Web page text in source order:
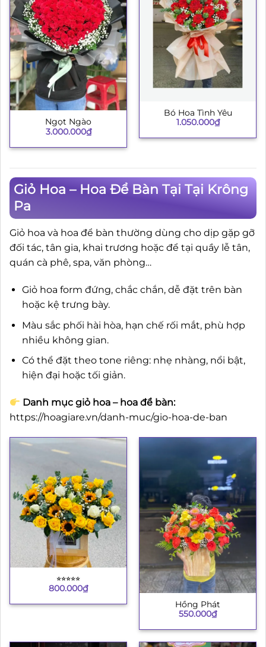
Ngọt Ngào
3.000.000₫
Bó Hoa Tình Yêu
1.050.000₫
Giỏ Hoa – Hoa Để Bàn Tại Tại Krông
Pa
Giỏ hoa và hoa để bàn thường dùng cho dịp gặp gỡ
đối tác, tân gia, khai trương hoặc để tại quầy lễ tân,
quán cà phê, spa, văn phòng…
Giỏ hoa form đứng, chắc chắn, dễ đặt trên bàn
hoặc kệ trưng bày.
Màu sắc phối hài hòa, hạn chế rối mắt, phù hợp
nhiều không gian.
Có thể đặt theo tone riêng: nhẹ nhàng, nổi bật,
hiện đại hoặc tối giản.
Danh mục giỏ hoa – hoa để bàn:
https://hoagiare.vn/danh-muc/gio-hoa-de-ban
⭐︎⭐︎⭐︎⭐︎⭐︎
800.000₫
Hồng Phát
550.000₫